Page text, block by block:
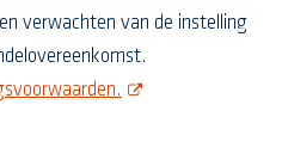
verwachten van de instelling
opent nieuw scherm